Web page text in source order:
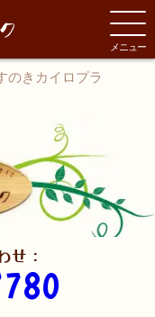
のきカイロプラ
せ：
メニュー